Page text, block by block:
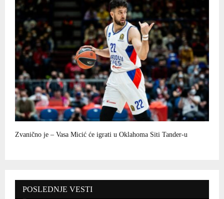
Zvanično je – Vasa Micić će igrati u Oklahoma Siti Tander-u
POSLEDNJE VESTI